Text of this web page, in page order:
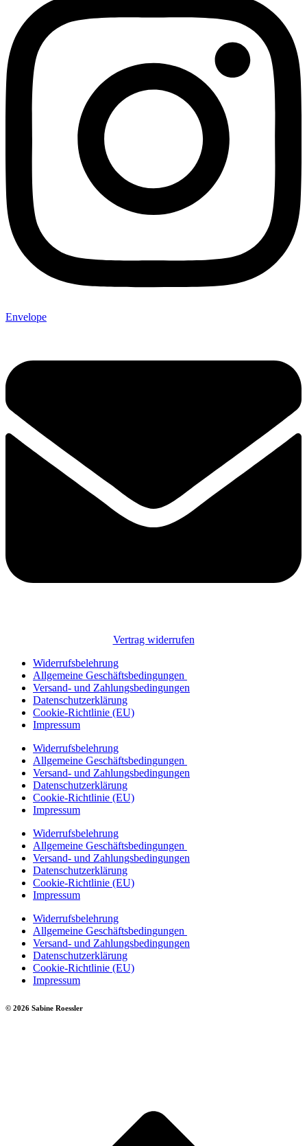
Envelope
Vertrag widerrufen
Widerrufsbelehrung
Allgemeine Geschäftsbedingungen
Versand- und Zahlungsbedingungen
Datenschutzerklärung
Cookie-Richtlinie (EU)
Impressum
Widerrufsbelehrung
Allgemeine Geschäftsbedingungen
Versand- und Zahlungsbedingungen
Datenschutzerklärung
Cookie-Richtlinie (EU)
Impressum
Widerrufsbelehrung
Allgemeine Geschäftsbedingungen
Versand- und Zahlungsbedingungen
Datenschutzerklärung
Cookie-Richtlinie (EU)
Impressum
Widerrufsbelehrung
Allgemeine Geschäftsbedingungen
Versand- und Zahlungsbedingungen
Datenschutzerklärung
Cookie-Richtlinie (EU)
Impressum
© 2026 Sabine Roessler